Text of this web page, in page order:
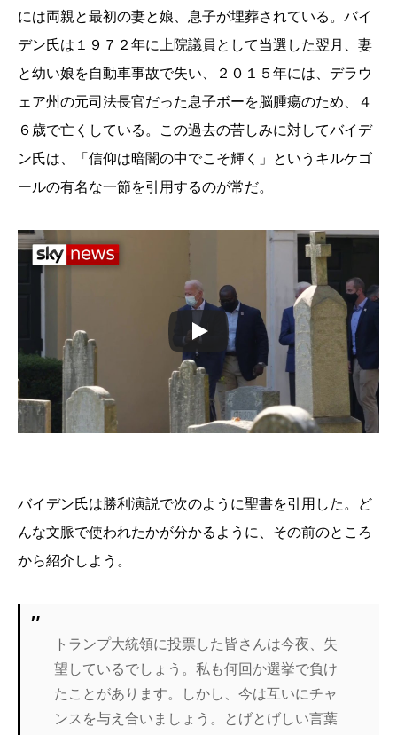
には両親と最初の妻と娘、息子が埋葬されている。バイ
デン氏は１９７２年に上院議員として当選した翌月、妻
と幼い娘を自動車事故で失い、２０１５年には、デラウ
ェア州の元司法長官だった息子ボーを脳腫瘍のため、４
６歳で亡くしている。この過去の苦しみに対してバイデ
ン氏は、「信仰は暗闇の中でこそ輝く」というキルケゴ
ールの有名な一節を引用するのが常だ。
バイデン氏は勝利演説で次のように聖書を引用した。ど
んな文脈で使われたかが分かるように、その前のところ
から紹介しよう。
トランプ大統領に投票した皆さんは今夜、失
望しているでしょう。私も何回か選挙で負け
たことがあります。しかし、今は互いにチャ
ンスを与え合いましょう。とげとげしい言葉